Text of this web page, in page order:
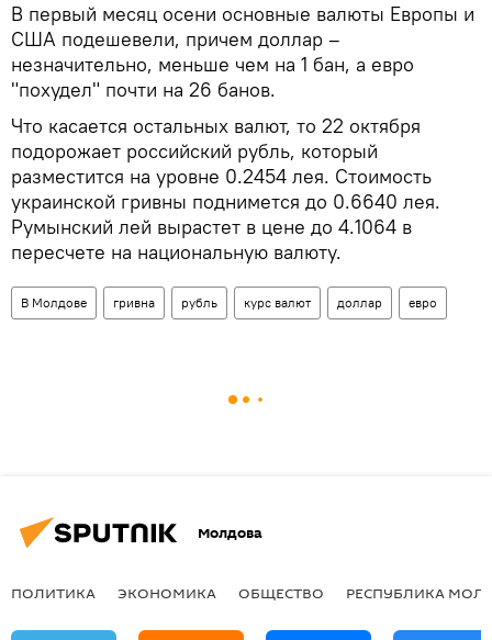
В первый месяц осени основные валюты Европы и
США подешевели, причем доллар –
незначительно, меньше чем на 1 бан, а евро
"похудел" почти на 26 банов.
Что касается остальных валют, то 22 октября
подорожает российский рубль, который
разместится на уровне 0.2454 лея. Стоимость
украинской гривны поднимется до 0.6640 лея.
Румынский лей вырастет в цене до 4.1064 в
пересчете на национальную валюту.
В Молдове гривна рубль курс валют доллар евро
Молдова
ПОЛИТИКА ЭКОНОМИКА ОБЩЕСТВО РЕСПУБЛИКА